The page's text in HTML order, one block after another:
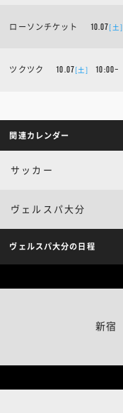
ローソンチケット 10.07[土]
ツクツク 10.07[土] 10:00~
関連カレンダー
サッカー
ヴェルスパ大分
ヴェルスパ大分の日程
新宿